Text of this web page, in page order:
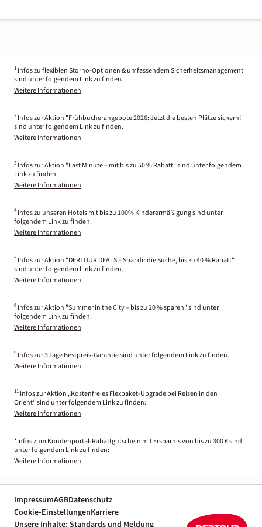
1 Infos zu flexiblen Storno-Optionen & umfassendem Sicherheitsmanagement
sind unter folgendem Link zu finden.
Weitere Informationen
2 Infos zur Aktion "Frühbucherangebote 2026: Jetzt die besten Plätze sichern!"
sind unter folgendem Link zu finden.
Weitere Informationen
3 Infos zur Aktion "Last Minute – mit bis zu 50 % Rabatt" sind unter folgendem
Link zu finden.
Weitere Informationen
4 Infos zu unseren Hotels mit bis zu 100% Kinderermäßigung sind unter
folgendem Link zu finden.
Weitere Informationen
5 Infos zur Aktion "DERTOUR DEALS – Spar dir die Suche, bis zu 40 % Rabatt"
sind unter folgendem Link zu finden.
Weitere Informationen
6 Infos zur Aktion "Summer in the City – bis zu 20 % sparen" sind unter
folgendem Link zu finden.
Weitere Informationen
9 Infos zur 3 Tage Bestpreis-Garantie sind unter folgendem Link zu finden.
Weitere Informationen
11 Infos zur Aktion „Kostenfreies Flexpaket-Upgrade bei Reisen in den
Orient“ sind unter folgendem Link zu finden:
Weitere Informationen
*Infos zum Kundenportal-Rabattgutschein mit Ersparnis von bis zu 300 € sind
unter folgendem Link zu finden:
Weitere Informationen
ImpressumAGBDatenschutz
Cookie-EinstellungenKarriere
Unsere Inhalte: Standards und Meldung